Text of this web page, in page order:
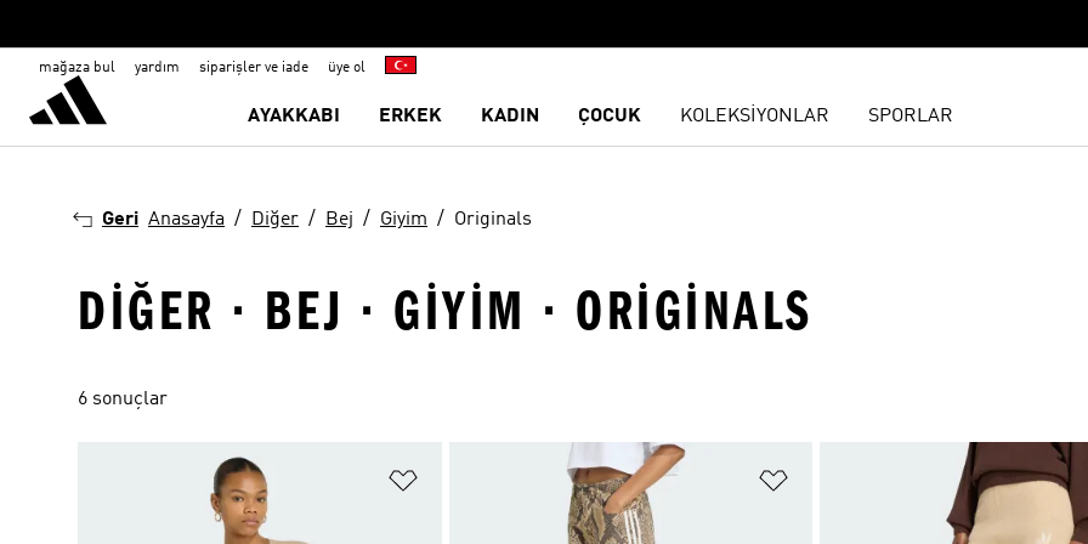
mağaza bul yardım siparişler ve iade üye ol
AYAKKABI ERKEK KADIN ÇOCUK KOLEKSİYONLAR SPORLAR
Geri Anasayfa Diğer Bej Giyim Originals
DIĞER · BEJ · GIYIM · ORIGINALS
6 sonuçlar
Favori Listesine Ekle Favori Listesine Ekle